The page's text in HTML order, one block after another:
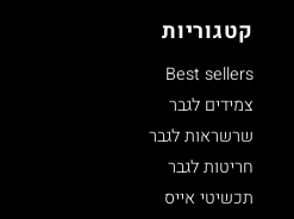
קטגוריות
Best sellers
צמידים לגבר
שרשראות לגבר
חריטות לגבר
תכשיטי אייס